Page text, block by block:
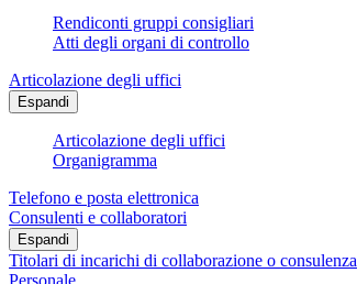
Rendiconti gruppi consigliari
Atti degli organi di controllo
Articolazione degli uffici
Espandi
Articolazione degli uffici
Organigramma
Telefono e posta elettronica
Consulenti e collaboratori
Espandi
Titolari di incarichi di collaborazione o consulenza
Personale